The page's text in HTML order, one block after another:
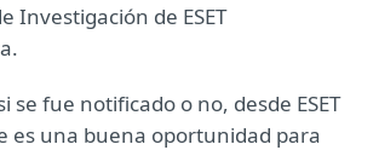
Investigación de ESET
se fue notificado o no, desde ESET
es una buena oportunidad para